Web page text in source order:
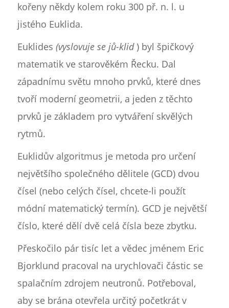
kořeny někdy kolem roku 300 př. n. l. u
jistého Euklida.
Euklides (vyslovuje se jů-klid) byl špičkový
matematik ve starověkém Řecku. Dal
západnímu světu mnoho prvků, které dnes
tvoří moderní geometrii, a jeden z těchto
prvků je základem pro vytváření skvělých
rytmů.
Euklidův algoritmus je metoda pro určení
největšího společného dělitele (GCD) dvou
čísel (nebo celých čísel, chcete-li použít
módní matematický termín). GCD je největší
číslo, které dělí dvě celá čísla beze zbytku.
Přeskočilo pár tisíc let a vědec jménem Eric
Bjorklund pracoval na urychlovači částic se
spalačním zdrojem neutronů. Potřeboval,
aby se brána otevřela určitý početkrát v